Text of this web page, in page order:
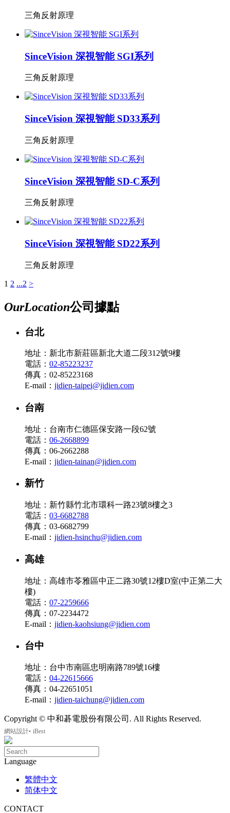
三角反射原理
SinceVision 深視智能 SGI系列
三角反射原理
SinceVision 深視智能 SD33系列
三角反射原理
SinceVision 深視智能 SD-C系列
三角反射原理
SinceVision 深視智能 SD22系列
三角反射原理
1 2 ...2 >
OurLocation公司據點
台北
地址：新北市新莊區新北大道二段312號9樓
電話： 02-85223237
傳真：02-85223168
E-mail： jidien-taipei@jidien.com
台南
地址：台南市仁德區保安路一段62號
電話： 06-2668899
傳真：06-2662288
E-mail： jidien-tainan@jidien.com
新竹
地址：新竹縣竹北市環科一路23號8樓之3
電話： 03-6682788
傳真：03-6682799
E-mail： jidien-hsinchu@jidien.com
高雄
地址：高雄市苓雅區中正二路30號12樓D室(中正第二大
樓)
電話： 07-2259666
傳真：07-2234472
E-mail： jidien-kaohsiung@jidien.com
台中
地址：台中市南區忠明南路789號16樓
電話： 04-22615666
傳真：04-22651051
E-mail： jidien-taichung@jidien.com
Copyright © 中和碁電股份有限公司. All Rights Reserved.
網站設計‧ iBest
Language
繁體中文
简体中文
CONTACT